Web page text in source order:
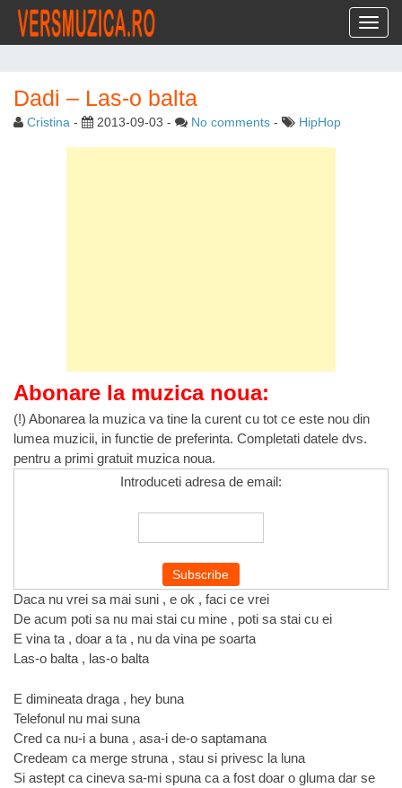
Dadi – Las-o balta
Cristina - 2013-09-03 - No comments - HipHop
Abonare la muzica noua:
(!) Abonarea la muzica va tine la curent cu tot ce este nou din
lumea muzicii, in functie de preferinta. Completati datele dvs.
pentru a primi gratuit muzica noua.
Introduceti adresa de email:
Daca nu vrei sa mai suni , e ok , faci ce vrei
De acum poti sa nu mai stai cu mine , poti sa stai cu ei
E vina ta , doar a ta , nu da vina pe soarta
Las-o balta , las-o balta
E dimineata draga , hey buna
Telefonul nu mai suna
Cred ca nu-i a buna , asa-i de-o saptamana
Credeam ca merge struna , stau si privesc la luna
Si astept ca cineva sa-mi spuna ca a fost doar o gluma dar se